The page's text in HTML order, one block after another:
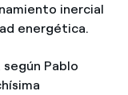
inercial
energética.
Pablo